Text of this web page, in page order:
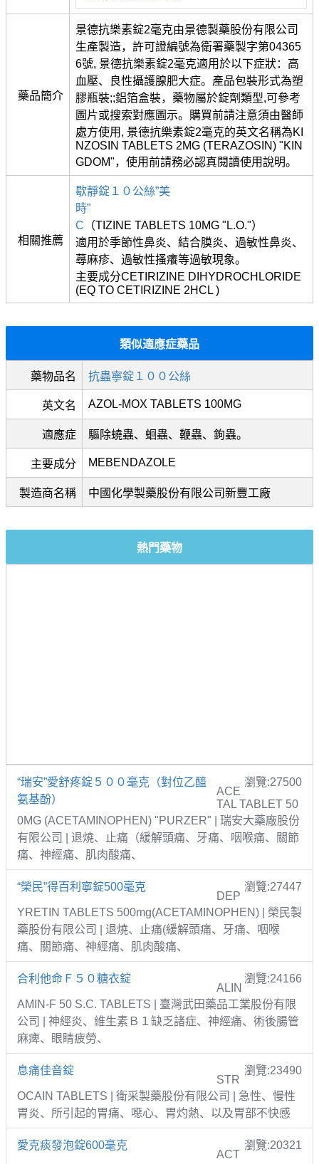
藥品簡介
景德抗樂素錠2毫克由景德製藥股份有限公司
生產製造，許可證編號為衛署藥製字第04365
6號, 景德抗樂素錠2毫克適用於以下症狀：高
血壓、良性攝護腺肥大症。產品包裝形式為塑
膠瓶裝;;鋁箔盒裝，藥物屬於錠劑類型,可參考
圖片或搜索對應圖示。購買前請注意須由醫師
處方使用, 景德抗樂素錠2毫克的英文名稱為KI
NZOSIN TABLETS 2MG (TERAZOSIN) "KIN
GDOM"，使用前請務必認真閱讀使用說明。
相關推薦
歇靜錠１０公絲”美
時”
C （TIZINE TABLETS 10MG "L.O."）
適用於季節性鼻炎、結合膜炎、過敏性鼻炎、
蕁麻疹、過敏性搔癢等過敏現象。
主要成分CETIRIZINE DIHYDROCHLORIDE
(EQ TO CETIRIZINE 2HCL )
類似適應症藥品
藥物品名 抗蟲寧錠１００公絲
英文名 AZOL-MOX TABLETS 100MG
適應症 驅除蟯蟲、蛔蟲、鞭蟲、鉤蟲。
主要成分 MEBENDAZOLE
製造商名稱 中國化學製藥股份有限公司新豐工廠
熱門藥物
“瑞安”愛舒疼錠５００毫克（對位乙醯
氨基酚）
瀏覽:27500
ACE
TAL TABLET 50
0MG (ACETAMINOPHEN) "PURZER" | 瑞安大藥廠股份
有限公司 | 退燒、止痛（緩解頭痛、牙痛、咽喉痛、關節
痛、神經痛、肌肉酸痛、
“榮民”得百利寧錠500毫克 瀏覽:27447
DEP
YRETIN TABLETS 500mg(ACETAMINOPHEN) | 榮民製
藥股份有限公司 | 退燒、止痛(緩解頭痛、牙痛、咽喉
痛、關節痛、神經痛、肌肉酸痛、
合利他命Ｆ５０糖衣錠 瀏覽:24166
ALIN
AMIN-F 50 S.C. TABLETS | 臺灣武田藥品工業股份有限
公司 | 神經炎、維生素Ｂ１缺乏諸症、神經痛、術後腸管
麻痺、眼睛疲勞、
息痛佳音錠 瀏覽:23490
STR
OCAIN TABLETS | 衛采製藥股份有限公司 | 急性、慢性
胃炎、所引起的胃痛、噁心、胃灼熱、以及胃部不快感
愛克痰發泡錠600毫克 瀏覽:20321
ACT